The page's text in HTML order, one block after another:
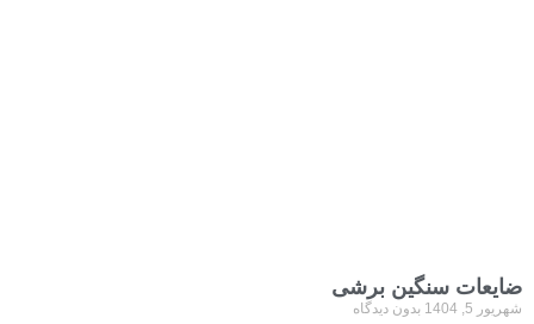
ضایعات سنگین برشی
شهریور 5, 1404 بدون دیدگاه